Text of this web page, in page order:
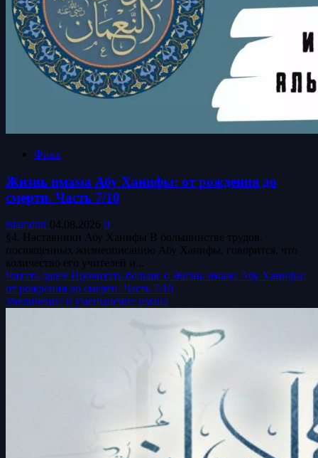
Фикх
Жизнь имама Абу Ханифы: от рождения до
смерти. Часть 7/10
islamdinr 04.08.2026 0
§4. Наставники Абу Ханифы В большинстве трудов,
посвященных жизнеописанию Абу Ханифы, говорится, что
количество его учителей и...
Читать далее Прочитать больше о Жизнь имама Абу Ханифы:
от рождения до смерти. Часть 7/10
Увеличение и уменьшение имана